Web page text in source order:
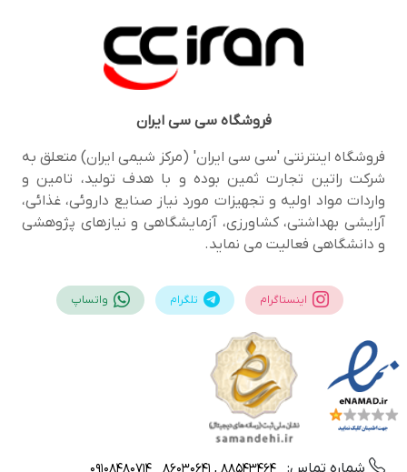
فروشگاهسی سی ایران
فروشگاه اینترنتی 'سی سی ایران' (مرکز شیمی ایران) متعلق به
شرکت راتین تجارت ثمین بوده و با هدف تولید، تامین و
واردات مواد اولیه و تجهیزات مورد نیاز صنایع داروئی، غذائی،
آرایشی بهداشتی، کشاورزی، آزمایشگاهی و نیازهای پژوهشی
و دانشگاهی فعالیت می نماید.
اینستاگرام تلگرام واتساپ
شماره تماس: